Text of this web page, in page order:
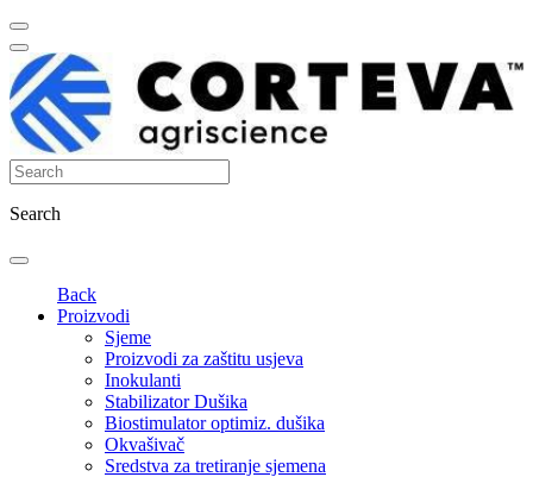
Search
Back
Proizvodi
Sjeme
Proizvodi za zaštitu usjeva
Inokulanti
Stabilizator Dušika
Biostimulator optimiz. dušika
Okvašivač
Sredstva za tretiranje sjemena